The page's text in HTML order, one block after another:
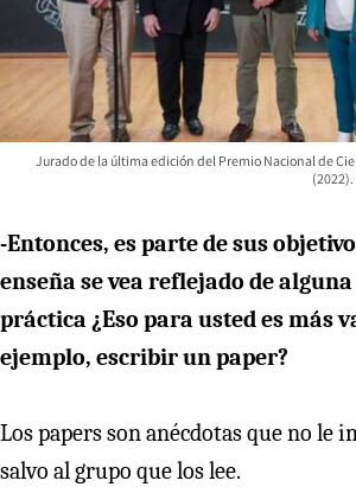
Jurado de la última edición del Premio Nacional de
-Entonces, es parte de sus
enseña se vea reflejado de
práctica ¿Eso para usted es más
ejemplo, escribir un paper?
Los papers son anécdotas que no le
salvo al grupo que los lee.